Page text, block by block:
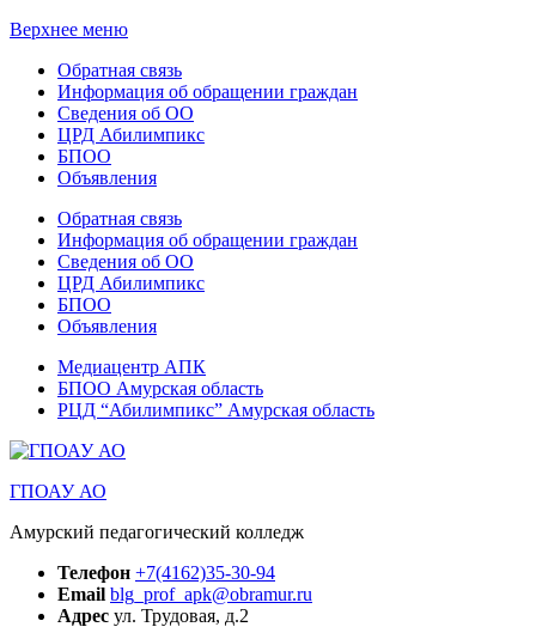
Верхнее меню
Обратная связь
Информация об обращении граждан
Сведения об ОО
ЦРД Абилимпикс
БПОО
Объявления
Обратная связь
Информация об обращении граждан
Сведения об ОО
ЦРД Абилимпикс
БПОО
Объявления
Медиацентр АПК
БПОО Амурская область
РЦД “Абилимпикс” Амурская область
ГПОАУ АО
Амурский педагогический колледж
Телефон +7(4162)35-30-94
Email blg_prof_apk@obramur.ru
Адрес ул. Трудовая, д.2